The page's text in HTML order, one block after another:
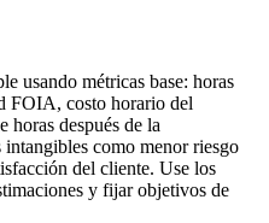
usando métricas base: horas
FOIA, costo horario del
horas después de la
como menor riesgo
del cliente. Use los
y fijar objetivos de